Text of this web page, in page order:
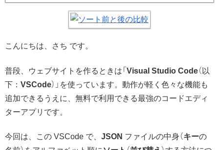
こんにちは、さち です。
普段、ウェブサイトを作るときは「 Visual Studio Code（以
下： VSCode）」を使っています。動作が軽く色々な機能も
追加できるうえに、無料で利用できる最強のコードエディ
ターアプリです。
今回は、この VSCode で、 JSON ファイルの中身（キーの